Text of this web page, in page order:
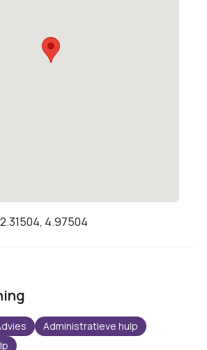
4.97504
Administratieve hulp